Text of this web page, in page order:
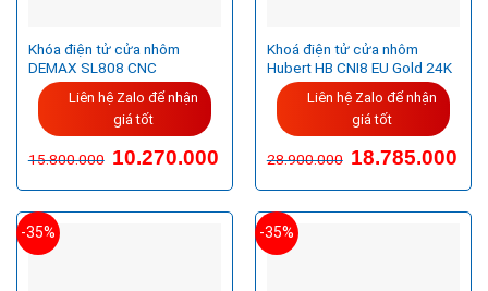
Khóa điện tử cửa nhôm
DEMAX SL808 CNC
Liên hệ Zalo để nhận
giá tốt
15.800.000 10.270.000
Khoá điện tử cửa nhôm
Hubert HB CNI8 EU Gold 24K
Liên hệ Zalo để nhận
giá tốt
28.900.000 Giá
gốc
28.900.000VND.
18.785.000Giá
hiện
là:
-35%
-35%